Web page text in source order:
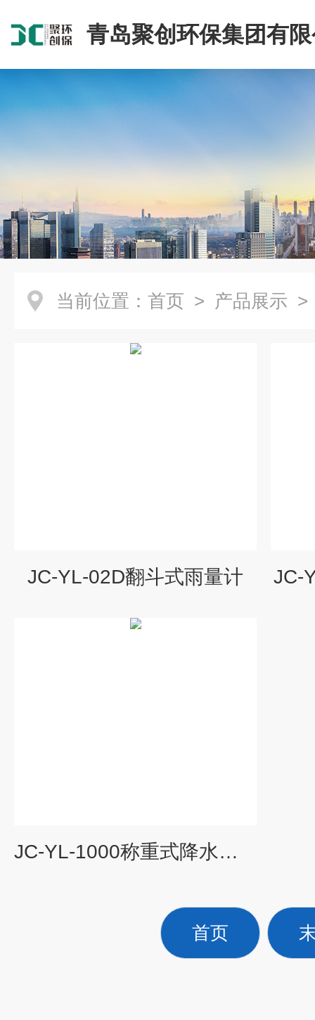
青岛聚创环保集团有
当前位置： 首页 > 产品展示
JC-YL-02D翻斗式雨量计 JC-
JC-YL-1000称重式降水测量仪
首页